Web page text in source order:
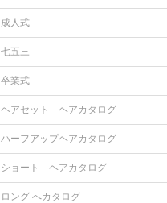
成人式
七五三
卒業式
ヘアセット ヘアカタログ
ハーフアップヘアカタログ
ショート ヘアカタログ
ロング へカタログ